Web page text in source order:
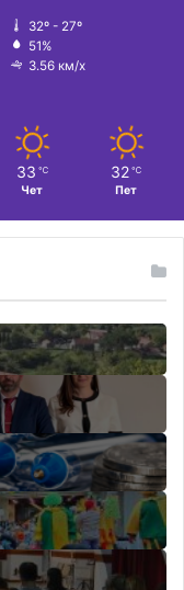
32º - 27º
51%
3.56 км/х
33 ℃
Чет
32 ℃
Пет